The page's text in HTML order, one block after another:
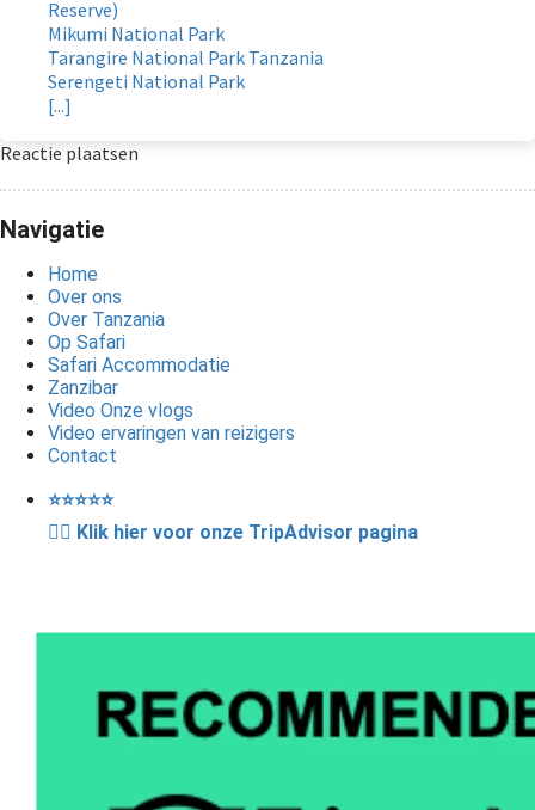
Reserve)
Mikumi National Park
Tarangire National Park Tanzania
Serengeti National Park
[...]
Reactie plaatsen
Navigatie
Home
Over ons
Over Tanzania
Op Safari
Safari Accommodatie
Zanzibar
Video Onze vlogs
Video ervaringen van reizigers
Contact
⭐️⭐️⭐️⭐️⭐️
👉🏽 Klik hier voor onze TripAdvisor pagina